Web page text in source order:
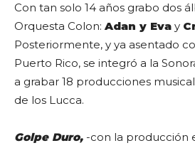
Con tan solo 14 años grabo dos
Orquesta Colon: Adan y Eva y
Posteriormente, y ya asentado
Puerto Rico, se integró a la
a grabar 18 producciones
de los Lucca.
Golpe Duro, -con la producción